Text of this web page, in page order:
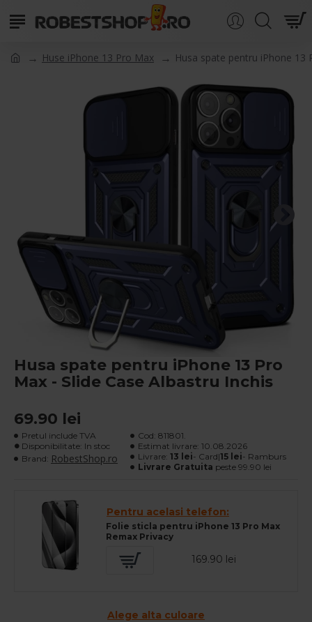
Huse iPhone 13 Pro Max Husa spate pentru iPhone 13
Husa spate pentru iPhone 13 Pro
Max - Slide Case Albastru Inchis
69.90 lei
Pretul include TVA
Disponibilitate: In stoc
Brand: RobestShop.ro
Cod: 811801.
Estimat livrare: 10.08.2026
Livrare: 13 lei- Card|15 lei- Ramburs
Livrare Gratuita peste 99.90 lei
Pentru acelasi telefon:
Folie sticla pentru iPhone 13 Pro Max
Remax Privacy
169.90 lei
Alege alta culoare